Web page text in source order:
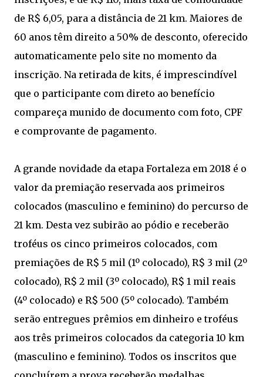
de R$ 6,05, para a distância de 21 km. Maiores de
60 anos têm direito a 50% de desconto, oferecido
automaticamente pelo site no momento da
inscrição. Na retirada de kits, é imprescindível
que o participante com direto ao benefício
compareça munido de documento com foto, CPF
e comprovante de pagamento.
A grande novidade da etapa Fortaleza em 2018 é o
valor da premiação reservada aos primeiros
colocados (masculino e feminino) do percurso de
21 km. Desta vez subirão ao pódio e receberão
troféus os cinco primeiros colocados, com
premiações de R$ 5 mil (1º colocado), R$ 3 mil (2º
colocado), R$ 2 mil (3º colocado), R$ 1 mil reais
(4º colocado) e R$ 500 (5º colocado). Também
serão entregues prêmios em dinheiro e troféus
aos três primeiros colocados da categoria 10 km
(masculino e feminino). Todos os inscritos que